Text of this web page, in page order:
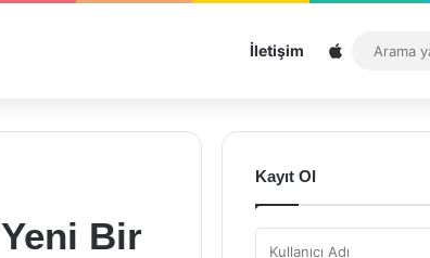
İletişim Sitemap
Bir
Kayıt Ol